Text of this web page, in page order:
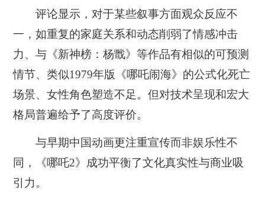
评论显示，对于某些叙事方面观众反应不
一，如重复的家庭关系和动态削弱了情感冲击
力、与《新神榜：杨戬》等作品有相似的可预测
情节、类似1979年版《哪吒闹海》的公式化死亡
场景、女性角色塑造不足。但对技术呈现和宏大
格局普遍给予了高度评价。
与早期中国动画更注重宣传而非娱乐性不
同，
《哪吒2》成功平衡了文化真实性与商业吸
引力。